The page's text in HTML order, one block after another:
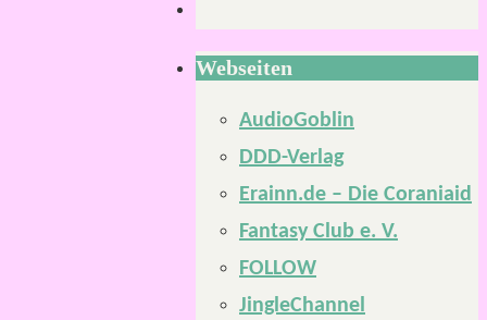
Webseiten
AudioGoblin
DDD-Verlag
Erainn.de – Die Coraniaid
Fantasy Club e. V.
FOLLOW
JingleChannel